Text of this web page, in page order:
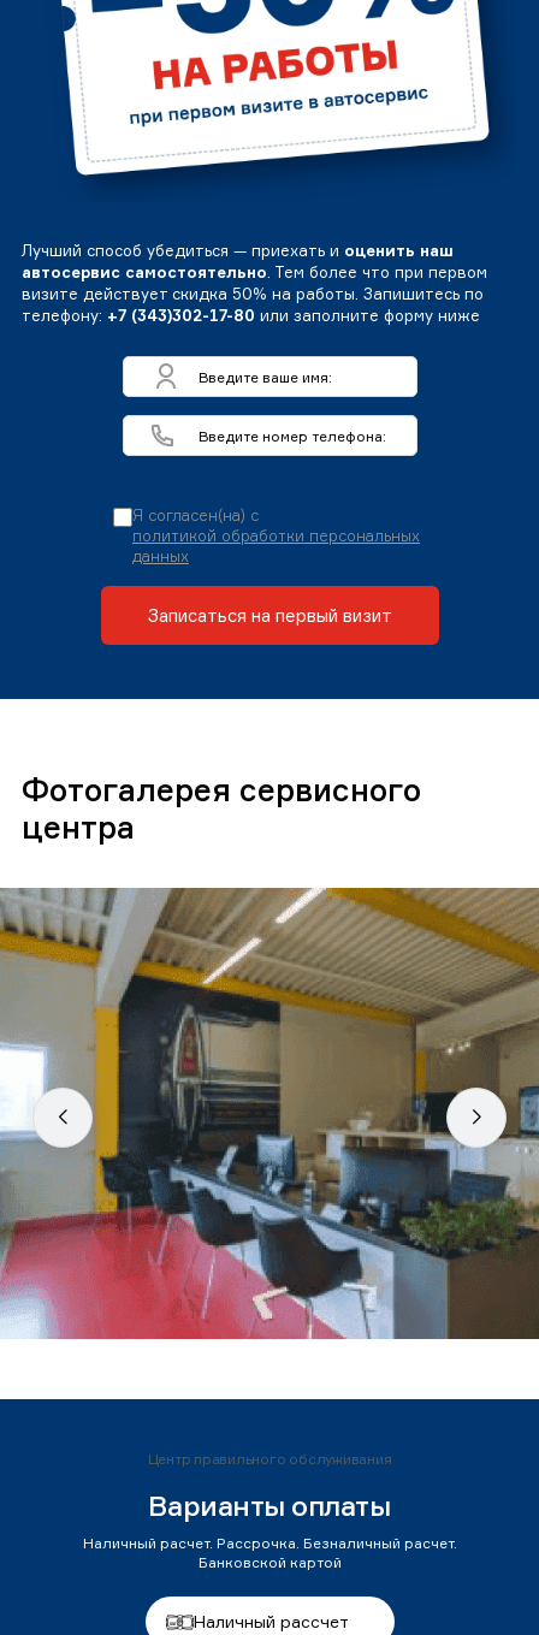
Лучший способ убедиться — приехать и оценить наш
автосервис самостоятельно. Тем более что при первом
визите действует скидка 50% на работы. Запишитесь по
телефону: +7 (343)302-17-80 или заполните форму ниже
Я согласен(на) с
политикой обработки персональных
данных
Записаться на первый визит
Фотогалерея сервисного
центра
Центр правильного обслуживания
Варианты оплаты
Наличный расчет. Рассрочка. Безналичный расчет.
Банковской картой
Наличный рассчет